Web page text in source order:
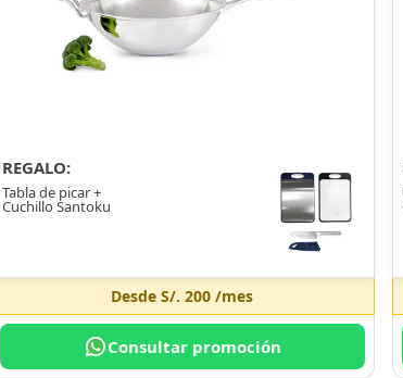
REGALO:
Tabla de picar +
Cuchillo Santoku
DesdeS/. 200 /mes
Consultar promoción